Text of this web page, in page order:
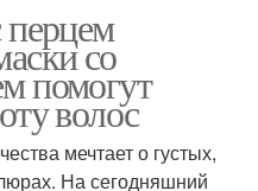
со
помогут
волос
мечтает о густых,
На сегодняшний